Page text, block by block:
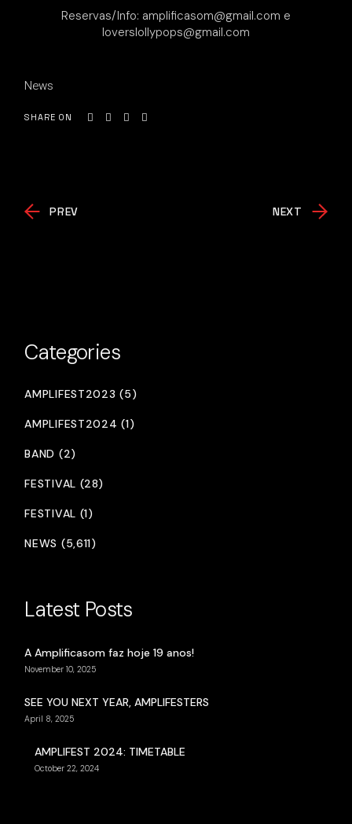
Reservas/Info: amplificasom@gmail.com e
loverslollypops@gmail.com
News
SHARE ON
PREV NEXT
Categories
AMPLIFEST2023 (5)
AMPLIFEST2024 (1)
BAND (2)
FESTIVAL (28)
FESTIVAL (1)
NEWS (5,611)
Latest Posts
A Amplificasom faz hoje 19 anos!
November 10, 2025
SEE YOU NEXT YEAR, AMPLIFESTERS
April 8, 2025
AMPLIFEST 2024: TIMETABLE
October 22, 2024